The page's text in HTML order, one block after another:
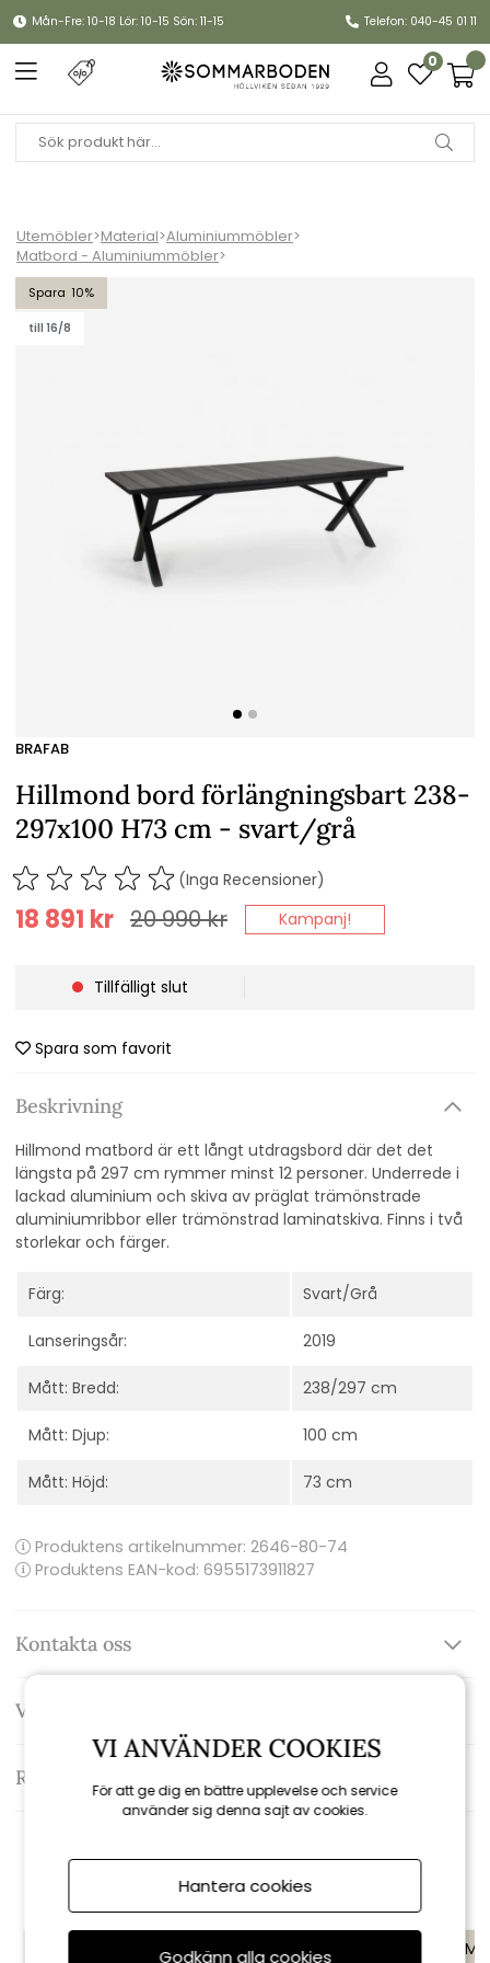
Mån-Fre: 10-18 Lör: 10-15 Sön: 11-15 Telefon: 040-45 01 11
0
Utemöbler>Material>Aluminiummöbler>
Matbord - Aluminiummöbler>
10
till 16/8
Hillmond bord förlängningsbart 238-297x100 H73 cm - svart/grå
BRAFAB
Hillmond bord förlängningsbart 238-
297x100 H73 cm - svart/grå
(Inga Recensioner)
20 990kr
18 891 kr Kampanj!
Tillfälligt slut
Spara som favorit
Beskrivning
Hillmond matbord är ett långt utdragsbord där det det
längsta på 297 cm rymmer minst 12 personer. Underrede i
lackad aluminium och skiva av präglat trämönstrade
aluminiumribbor eller trämönstrad laminatskiva. Finns i två
storlekar och färger.
Färg: Svart/Grå
Lanseringsår: 2019
Mått: Bredd: 238/297 cm
Mått: Djup: 100 cm
Mått: Höjd: 73 cm
Produktens artikelnummer: 2646-80-74
Produktens EAN-kod: 6955173911827
Kontakta oss
Varumärke: Brafab
Recensioner
Rekommenderade tillbehör
KAMPANJ
VI ANVÄNDER COOKIES
För att ge dig en bättre upplevelse och service
använder sig denna sajt av cookies.
Hantera cookies
Godkänn alla cookies